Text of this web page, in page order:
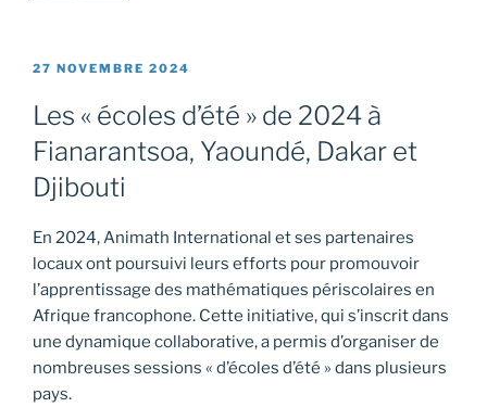
PUBLIÉ
27 NOVEMBRE 2024
Les « écoles d’été » de 2024 à
Fianarantsoa, Yaoundé, Dakar et
Djibouti
En 2024, Animath International et ses partenaires
locaux ont poursuivi leurs efforts pour promouvoir
l’apprentissage des mathématiques périscolaires en
Afrique francophone. Cette initiative, qui s’inscrit dans
une dynamique collaborative, a permis d’organiser de
nombreuses sessions « d’écoles d’été » dans plusieurs
pays.